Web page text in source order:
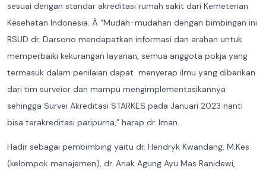
sesuai dengan standar akreditasi rumah sakit dari Kemeterian
Kesehatan Indonesia. Â “Mudah-mudahan dengan bimbingan ini
RSUD dr. Darsono mendapatkan informasi dan arahan untuk
memperbaiki kekurangan layanan, semua anggota pokja yang
termasuk dalam penilaian dapat menyerap ilmu yang diberikan
dari tim surveior dan mampu mengimplementasikannya
sehingga Survei Akreditasi STARKES pada Januari 2023 nanti
bisa terakreditasi paripurna,” harap dr. Iman.
Hadir sebagai pembimbing yaitu dr. Hendryk Kwandang, M.Kes.
(kelompok manajemen), dr. Anak Agung Ayu Mas Ranidewi,